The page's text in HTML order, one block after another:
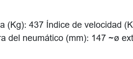
(Kg): 437 Índice de velocidad
del neumático (mm): 147 ~ø